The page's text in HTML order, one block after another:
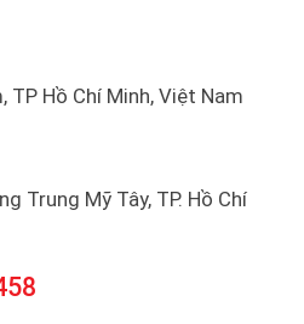
TP Hồ Chí Minh, Việt Nam
Trung Mỹ Tây, TP. Hồ Chí